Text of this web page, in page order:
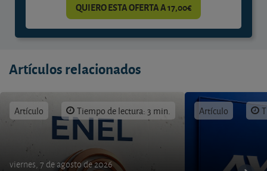
QUIERO ESTA OFERTA A 17,00€
Artículos relacionados
Artículo Tiempo de lectura: 3 min.
viernes, 7 de agosto de 2026
Artículo